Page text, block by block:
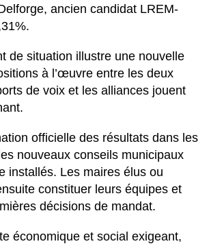
ancien candidat LREM-
de situation illustre une nouvelle
à l’œuvre entre les deux
de voix et les alliances jouent
officielle des résultats dans les
nouveaux conseils municipaux
installés. Les maires élus ou
constituer leurs équipes et
décisions de mandat.
économique et social exigeant,